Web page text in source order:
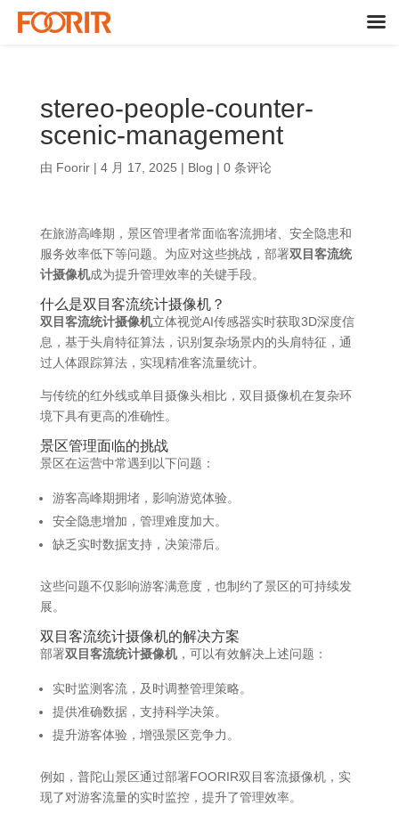
stereo-people-counter-
scenic-management
由 Foorir| 4 月 17, 2025 | Blog | 0 条评论
在旅游高峰期，景区管理者常面临客流拥堵、安全隐患和
服务效率低下等问题。​为应对这些挑战，部署双目客流统
计摄像机成为提升管理效率的关键手段。
什么是双目客流统计摄像机？
双目客流统计摄像机立体视觉AI传感器实时获取3D深度信
息，基于头肩特征算法，识别复杂场景内的头肩特征，通
过人体跟踪算法，实现精准客流量统计。​
与传统的红外线或单目摄像头相比，双目摄像机在复杂环
境下具有更高的准确性。
景区管理面临的挑战
景区在运营中常遇到以下问题：
游客高峰期拥堵，影响游览体验。
安全隐患增加，管理难度加大。
缺乏实时数据支持，决策滞后。​
这些问题不仅影响游客满意度，也制约了景区的可持续发
展。​
双目客流统计摄像机的解决方案
部署双目客流统计摄像机，可以有效解决上述问题：​
实时监测客流，及时调整管理策略。
提供准确数据，支持科学决策。
提升游客体验，增强景区竞争力。​
例如，普陀山景区通过部署FOORIR双目客流摄像机，实
现了对游客流量的实时监控，提升了管理效率。 ​